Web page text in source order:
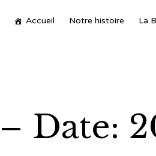
Accueil Notre histoire La
Date: